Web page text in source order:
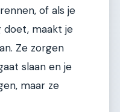
of als je
maakt je
Ze zorgen
slaan en je
maar ze